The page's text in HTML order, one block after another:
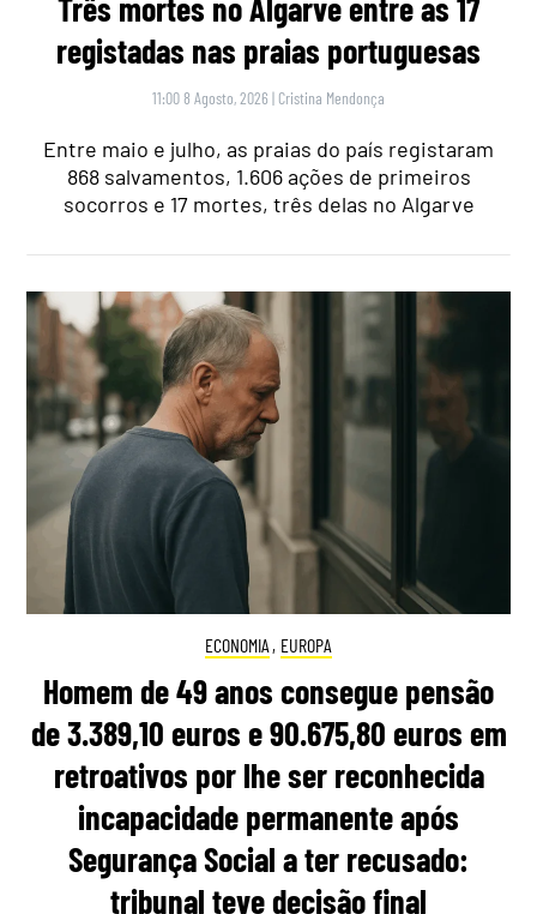
Três mortes no Algarve entre as 17
registadas nas praias portuguesas
11:00 8 Agosto, 2026 | Cristina Mendonça
Entre maio e julho, as praias do país registaram
868 salvamentos, 1.606 ações de primeiros
socorros e 17 mortes, três delas no Algarve
ECONOMIA , EUROPA
Homem de 49 anos consegue pensão
de 3.389,10 euros e 90.675,80 euros em
retroativos por lhe ser reconhecida
incapacidade permanente após
Segurança Social a ter recusado:
tribunal teve decisão final